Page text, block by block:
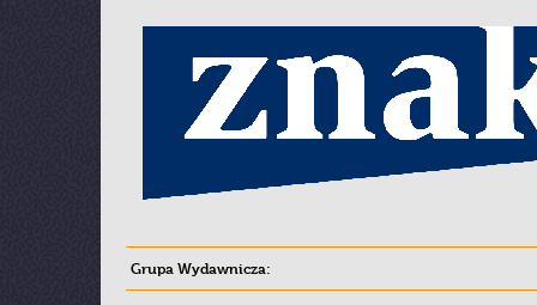
Grupa Wydawnicza: